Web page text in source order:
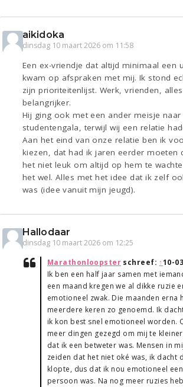
aikidoka
dinsdag 10 maart 2026 om 11:58
Een ex-vriendje dat altijd minimaal een
kwam op afspraken met mij. Ik stond
zijn prioriteitenlijst. Werk, vrienden,
belangrijker.
Hij ging ook met een ander meisje naar
studentengala, terwijl wij een relatie
Aan het eind van onze relatie ben ik
kiezen, dat had ik jaren eerder moeten
het niet leuk om altijd op hem te
het wel. Alles met het idee dat ik zelf
was (idee vanuit mijn jeugd).
Hallodaar
dinsdag 10 maart 2026 om 12:25
Marathonloopster schreef: ↑10-
Ik ben een half jaar samen met
een maand kregen we al dikke ruzie
emotioneel zwak. Die maanden erna
meerdere keren zo genoemd. Ik
ik kon best snel emotioneel worden.
meer dingen gezegd om mij te
dat ik een betweter was. Mensen in
zeiden dat het niet oké was, ik dacht
klopte, dus dat ik nou emotioneel
persoon was. Na nog meer ruzies